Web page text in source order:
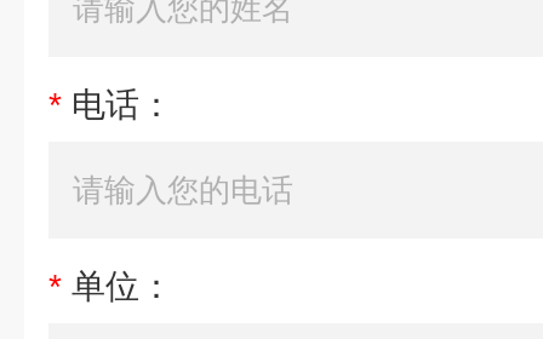
* 电话：
* 单位：